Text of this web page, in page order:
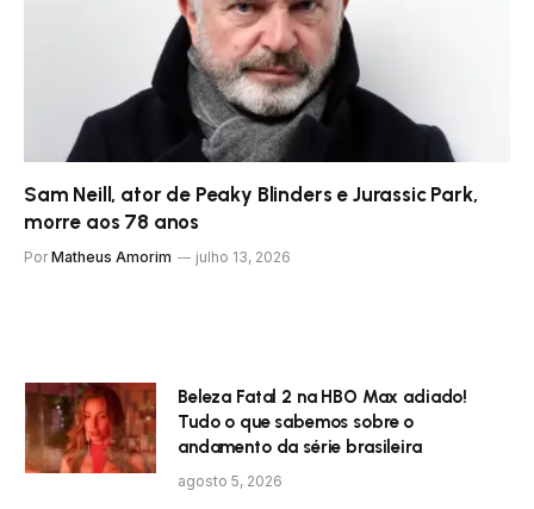
Sam Neill, ator de Peaky Blinders e Jurassic Park,
morre aos 78 anos
Por Matheus Amorim julho 13, 2026
Beleza Fatal 2 na HBO Max adiado!
Tudo o que sabemos sobre o
andamento da série brasileira
agosto 5, 2026